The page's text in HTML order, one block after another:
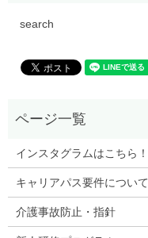
search
インスタグラムはこちら！
キャリアパス要件について
介護事故防止・指針